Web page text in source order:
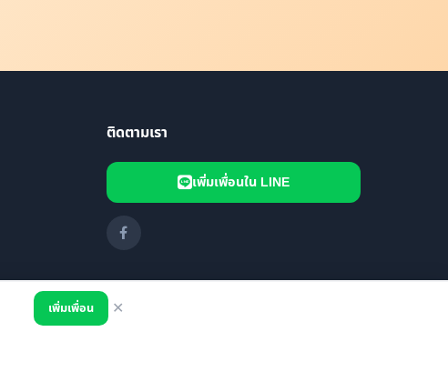
เพิ่มเพื่อน ✕
ติดตามเรา
เพิ่มเพื่อนใน LINE